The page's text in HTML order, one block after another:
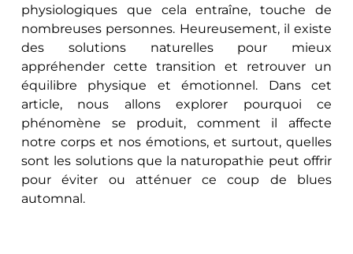
physiologiques que cela entraîne, touche de
nombreuses personnes. Heureusement, il existe
des solutions naturelles pour mieux
appréhender cette transition et retrouver un
équilibre physique et émotionnel. Dans cet
article, nous allons explorer pourquoi ce
phénomène se produit, comment il affecte
notre corps et nos émotions, et surtout, quelles
sont les solutions que la naturopathie peut offrir
pour éviter ou atténuer ce coup de blues
automnal.